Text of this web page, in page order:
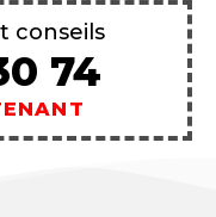
conseils
74